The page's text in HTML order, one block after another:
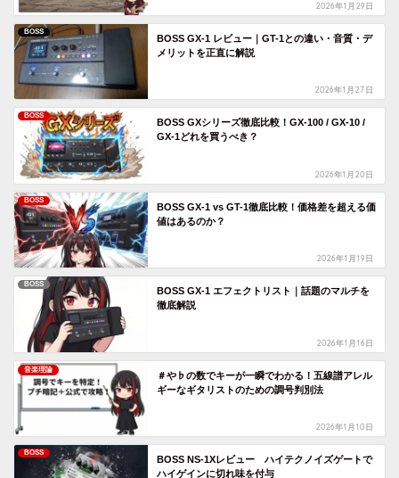
2026年1月29日
BOSS
BOSS GX-1 レビュー｜GT-1との違い・音質・デ
メリットを正直に解説
2026年1月27日
BOSS
BOSS GXシリーズ徹底比較！GX-100 / GX-10 /
GX-1どれを買うべき？
2026年1月20日
BOSS
BOSS GX-1 vs GT-1徹底比較！価格差を超える価
値はあるのか？
2026年1月19日
BOSS
BOSS GX-1 エフェクトリスト｜話題のマルチを
徹底解説
2026年1月16日
音楽理論
＃や♭の数でキーが一瞬でわかる！五線譜アレル
ギーなギタリストのための調号判別法
2026年1月10日
BOSS
BOSS NS-1Xレビュー ハイテクノイズゲートで
ハイゲインに切れ味を付与